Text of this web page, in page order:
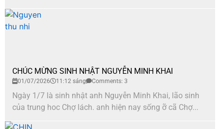
CHÚC MỪNG SINH NHẬT NGUYỄN MINH KHAI
01/07/2026 11:12 sáng Comments: 3
Ngày 1/7 là sinh nhật anh Nguyễn Minh Khai, lão sinh
của trung hoc Chợ lách. anh hiện nay sống ỡ cã Chợ...